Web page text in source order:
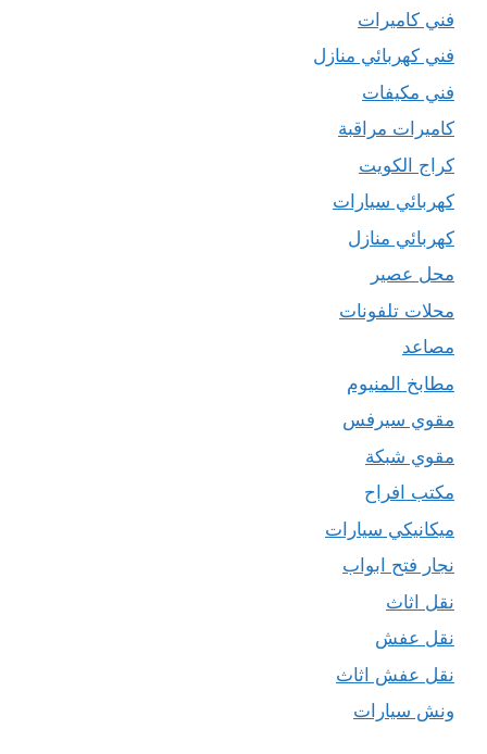
فني كاميرات
فني كهربائي منازل
فني مكيفات
كاميرات مراقبة
كراج الكويت
كهربائي سيارات
كهربائي منازل
محل عصير
محلات تلفونات
مصاعد
مطابخ المنيوم
مقوي سيرفس
مقوي شبكة
مكتب افراح
ميكانيكي سيارات
نجار فتح ابواب
نقل اثاث
نقل عفش
نقل عفش اثاث
ونش سيارات